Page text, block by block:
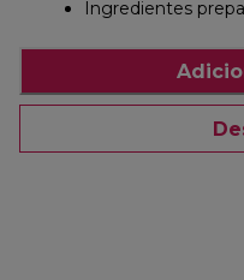
Ingredientes